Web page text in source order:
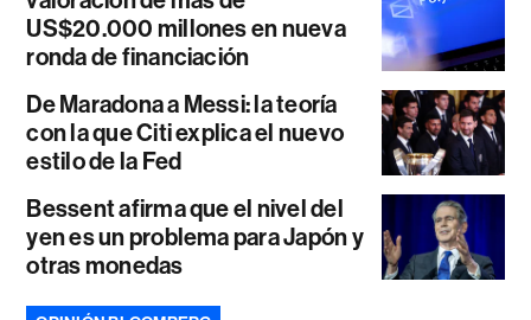
US$20.000 millones en nueva
ronda de financiación
De Maradona a Messi: la teoría
con la que Citi explica el nuevo
estilo de la Fed
Bessent afirma que el nivel del
yen es un problema para Japón y
otras monedas